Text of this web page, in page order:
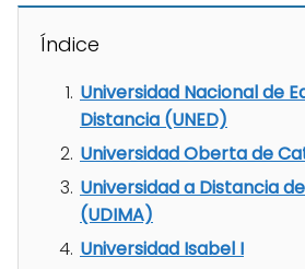
Índice
Universidad Nacional de
Distancia (UNED)
Universidad Oberta de
Universidad a Distancia
(UDIMA)
Universidad Isabel I